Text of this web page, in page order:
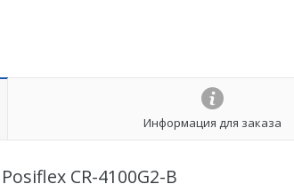
Информация для заказа
СR-4100G2-B